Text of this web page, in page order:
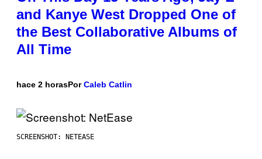
and Kanye West Dropped One of
the Best Collaborative Albums of
All Time
hace 2 horasPorCaleb Catlin
SCREENSHOT: NETEASE